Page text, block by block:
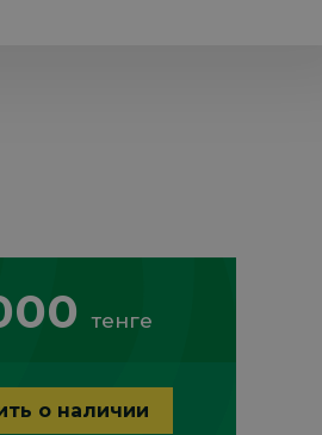
тенге
о наличии